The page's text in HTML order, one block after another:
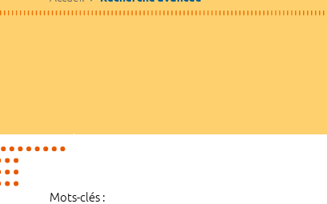
Mots-clés :